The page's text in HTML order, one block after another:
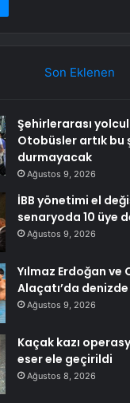
Son Eklenen
Şehirlerarası
Otobüsler artık bu
durmayacak
Ağustos 9, 2026
İBB yönetimi el
senaryoda 10 üye
Ağustos 9, 2026
Yılmaz Erdoğan ve
Alaçatı’da
Ağustos 9, 2026
Kaçak kazı
eser ele geçirildi
Ağustos 8, 2026